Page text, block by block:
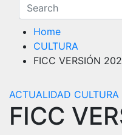
Home
CULTURA
FICC VERSIÓN
ACTUALIDAD CULTURA
FICC